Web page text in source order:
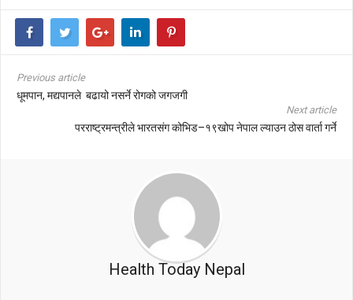
Previous article
धूमपान, मद्यपानले बढायो नसर्ने रोगको जगजगी
Next article
परराष्ट्रमन्त्रीले भारतसंग कोभिड–१९खोप नेपाल ल्याउन ठोस वार्ता गर्ने
Health Today Nepal